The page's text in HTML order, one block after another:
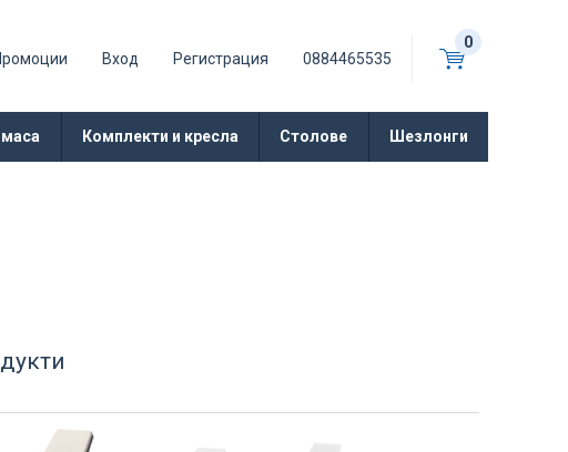
0
Вход Регистрация 0884465535
маса Комплекти и кресла Столове Шезлонги